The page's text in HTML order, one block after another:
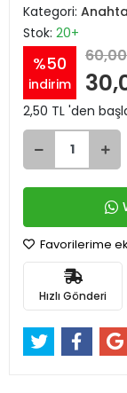
Kategori:
Stok: 20+
%50
indirim
2,50 TL 'den
Favorilerime
Hızlı Gönderi